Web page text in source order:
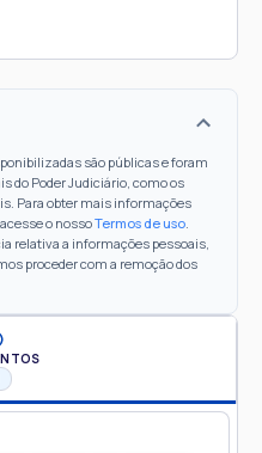
são públicas e foram
do Poder Judiciário, como os
Para obter mais informações
o nossoTermos de uso.
relativa a informações pessoais,
proceder com a remoção dos